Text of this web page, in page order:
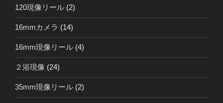
120現像リール (2)
16mmカメラ (14)
16mm現像リール (4)
２浴現像 (24)
35mm現像リール (2)